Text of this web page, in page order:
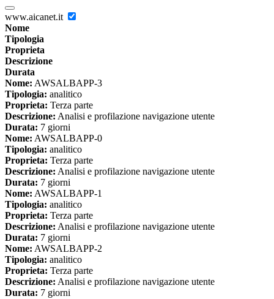
www.aicanet.it
Nome
Tipologia
Proprieta
Descrizione
Durata
Nome: AWSALBAPP-3
Tipologia: analitico
Proprieta: Terza parte
Descrizione: Analisi e profilazione navigazione utente
Durata: 7 giorni
Nome: AWSALBAPP-0
Tipologia: analitico
Proprieta: Terza parte
Descrizione: Analisi e profilazione navigazione utente
Durata: 7 giorni
Nome: AWSALBAPP-1
Tipologia: analitico
Proprieta: Terza parte
Descrizione: Analisi e profilazione navigazione utente
Durata: 7 giorni
Nome: AWSALBAPP-2
Tipologia: analitico
Proprieta: Terza parte
Descrizione: Analisi e profilazione navigazione utente
Durata: 7 giorni